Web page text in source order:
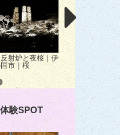
射炉と夜桜｜伊
市｜桜
伊豆長岡温泉花
｜伊豆の国市｜
験SPOT